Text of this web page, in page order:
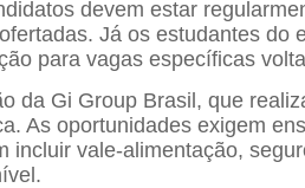
devem estar
Já os estudantes do
para vagas específicas
da Gi Group Brasil, que
As oportunidades exigem
incluir vale-alimentação,